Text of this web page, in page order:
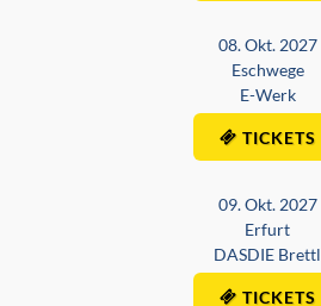
08. Okt. 2027
Eschwege
E-Werk
TICKETS
09. Okt. 2027
Erfurt
DASDIE Brettl
TICKETS